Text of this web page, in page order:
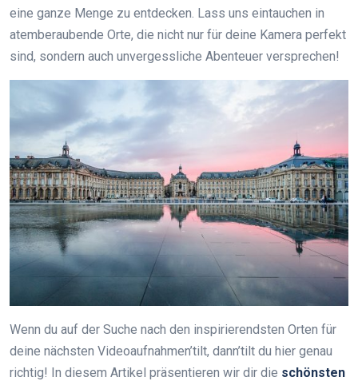
eine ganze Menge zu entdecken. Lass uns eintauchen in
atemberaubende Orte, die nicht nur für deine Kamera perfekt
sind, sondern auch unvergessliche Abenteuer versprechen!
Wenn du auf der Suche nach den inspirierendsten Orten für
deine nächsten Videoaufnahmen’tilt, dann’tilt du hier genau
richtig! In diesem Artikel präsentieren wir dir die schönsten